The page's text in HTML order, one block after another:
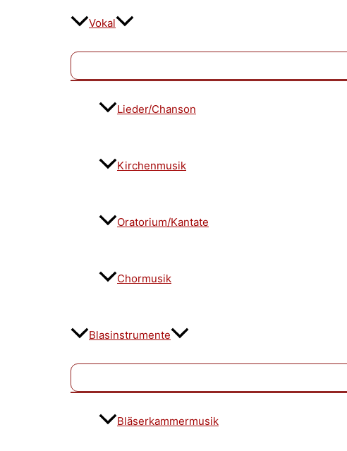
Vokal
Lieder/Chanson
Kirchenmusik
Oratorium/Kantate
Chormusik
Blasinstrumente
Bläserkammermusik